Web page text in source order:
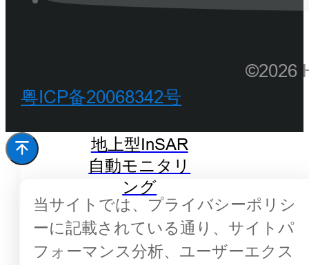
地上型InSAR
自動モニタリ
ング
©2026
粤ICP备20068342号
当サイトでは、プライバシーポリシ
ーに記載されている通り、サイトパ
フォーマンス分析、ユーザーエクス